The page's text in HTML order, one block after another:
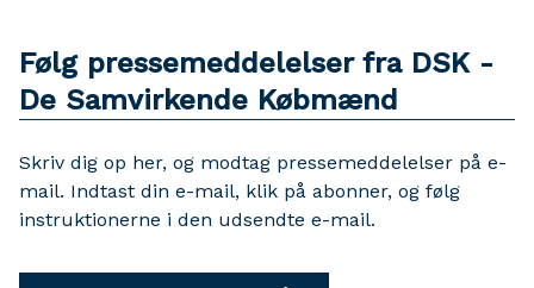
Følg pressemeddelelser fra DSK -
De Samvirkende Købmænd
Skriv dig op her, og modtag pressemeddelelser på e-
mail. Indtast din e-mail, klik på abonner, og følg
instruktionerne i den udsendte e-mail.